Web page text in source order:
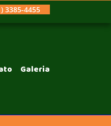
3385-4455
Galeria